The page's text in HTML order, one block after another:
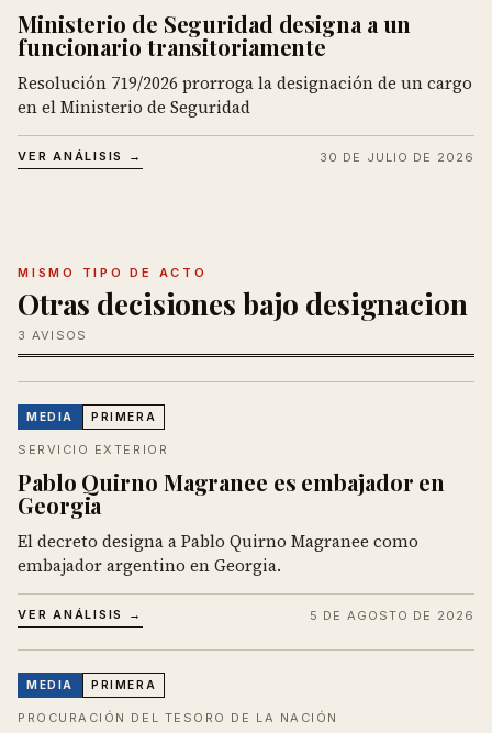
Ministerio de Seguridad designa a un
funcionario transitoriamente
Resolución 719/2026 prorroga la designación de un cargo
en el Ministerio de Seguridad
VER ANÁLISIS → 30 DE JULIO DE 2026
MISMO TIPO DE ACTO
Otras decisiones bajo designacion
3 AVISOS
MEDIA PRIMERA
SERVICIO EXTERIOR
Pablo Quirno Magranee es embajador en
Georgia
El decreto designa a Pablo Quirno Magranee como
embajador argentino en Georgia.
VER ANÁLISIS → 5 DE AGOSTO DE 2026
MEDIA PRIMERA
PROCURACIÓN DEL TESORO DE LA NACIÓN